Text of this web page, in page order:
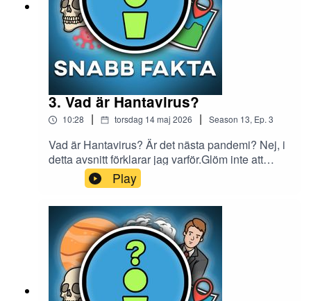
3. Vad är Hantavirus?
10:28 | torsdag 14 maj 2026 | Season 13, Ep. 3
Vad är Hantavirus? Är det nästa pandemi? Nej, i
detta avsnitt förklarar jag varför.Glöm inte att
prenumerera på min Youtube-kanal Snabb
Fakta.Instagram: snabb.faktaTIKTOK:
riktigasnabbfaktaMail:
snabbfakta1@gmail.comMin andra podcast
Midnattståget - Creepypastor från
internet:https://open.spotify.com/show/2aevEEW
b9Bv1KoKvzptUaj
Play